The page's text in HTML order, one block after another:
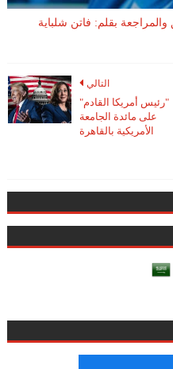
بقلم: فاتن شلباية
التالي
"رئيس أمريكا القادم"
على مائدة الجامعة
الأمريكية بالقاهرة